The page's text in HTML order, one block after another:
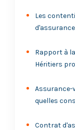
Les
Rapport à
Héritiers
Assurance-
quelles
Contrat